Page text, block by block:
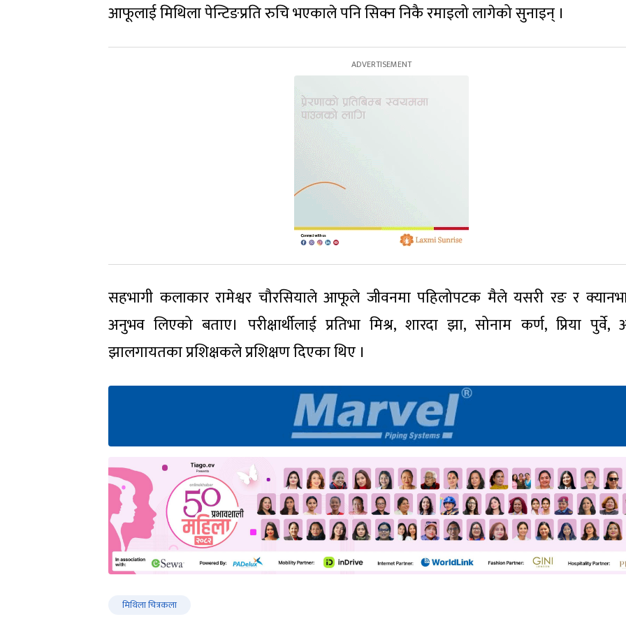
आफूलाई मिथिला पेन्टिङप्रति रुचि भएकाले पनि सिक्न निकै रमाइलो लागेको सुनाइन् ।
सहभागी कलाकार रामेश्वर चौरसियाले आफूले जीवनमा पहिलोपटक मैले यसरी रङ र
अनुभव लिएको बताए। परीक्षार्थीलाई प्रतिभा मिश्र, शारदा झा, सोनाम कर्ण, प्रिया पुर्वे,
झालगायतका प्रशिक्षकले प्रशिक्षण दिएका थिए ।
मिथिला चित्रकला